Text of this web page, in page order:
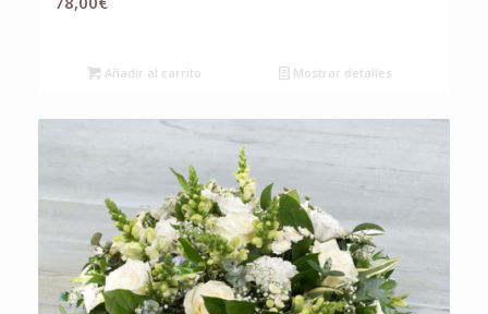
Añadir al carrito Mostrar detalles